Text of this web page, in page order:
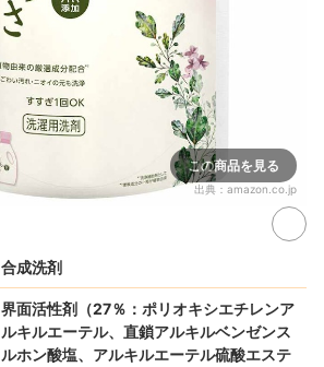
この商品を見る
出典： amazon.co.jp
合成洗剤
界面活性剤（27％：ポリオキシエチレンア
ルキルエーテル、直鎖アルキルベンゼンス
ルホン酸塩、アルキルエーテル硫酸エステ